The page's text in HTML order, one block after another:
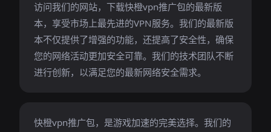
访问我们的网站，下载快橙vpn推广包的最新版
本，享受市场上最先进的VPN服务。我们的最新版
本不仅提供了增强的功能，还提高了安全性，确保
您的网络活动更加安全可靠。我们的技术团队不断
进行创新，以满足您的最新网络安全需求。
快橙vpn推广包，是游戏加速的完美选择。我们的